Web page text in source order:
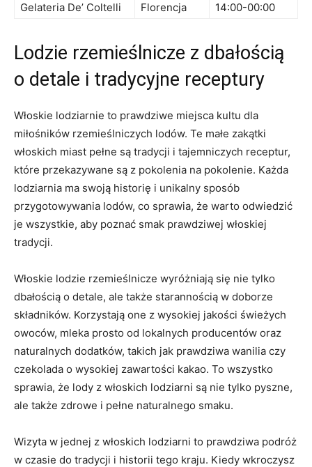
Gelateria ⁤De’ ‌Coltelli Florencja 14:00-00:00
Lodzie rzemieślnicze z dbałością
o detale i tradycyjne receptury
Włoskie ‌lodziarnie to ​prawdziwe miejsca kultu dla
miłośników‌ rzemieślniczych lodów. Te małe zakątki
włoskich ‌miast pełne są tradycji i tajemniczych receptur,
które przekazywane⁤ są z pokolenia na pokolenie. Każda
lodziarnia ma swoją ⁢historię i unikalny⁤ sposób
przygotowywania lodów, ⁤co sprawia, że warto odwiedzić
je ‍wszystkie, aby poznać smak prawdziwej włoskiej
tradycji.
Włoskie ⁢lodzie rzemieślnicze wyróżniają ‍się nie tylko
dbałością o detale,⁤ ale także starannością w doborze
składników. Korzystają ​one z wysokiej⁢ jakości świeżych
owoców, mleka prosto od‌ lokalnych producentów oraz
naturalnych dodatków, takich jak ⁤prawdziwa wanilia czy
czekolada o wysokiej zawartości kakao.⁤ To wszystko
sprawia, ⁤że⁣ lody z ​włoskich lodziarni są ⁤nie tylko pyszne,‍
ale także zdrowe i pełne naturalnego smaku.
Wizyta w jednej‌ z ⁢włoskich lodziarni to ⁢prawdziwa podróż
w ⁤czasie⁤ do tradycji i historii⁢ tego kraju. Kiedy wkroczysz